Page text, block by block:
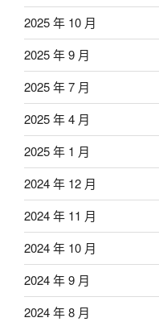
2025 年 10 月
2025 年 9 月
2025 年 7 月
2025 年 4 月
2025 年 1 月
2024 年 12 月
2024 年 11 月
2024 年 10 月
2024 年 9 月
2024 年 8 月